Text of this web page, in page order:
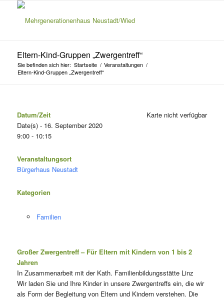
Eltern-Kind-Gruppen „Zwergentreff“
Sie befinden sich hier: Startseite / Veranstaltungen /
Eltern-Kind-Gruppen „Zwergentreff“
Karte nicht verfügbar
Datum/Zeit
Date(s) - 16. September 2020
9:00 - 10:15
Veranstaltungsort
Bürgerhaus Neustadt
Kategorien
Familien
Großer Zwergentreff – Für Eltern mit Kindern von 1 bis 2
Jahren
In Zusammenarbeit mit der Kath. Familienbildungsstätte Linz
Wir laden Sie und Ihre Kinder in unsere Zwergentreffs ein, die wir
als Form der Begleitung von Eltern und Kindern verstehen. Die